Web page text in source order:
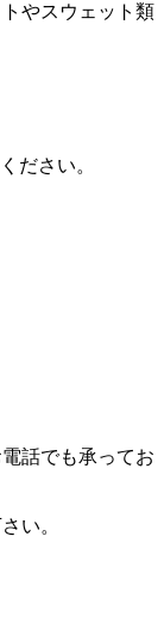
やスウェット類
ださい。
話でも承ってお
い。